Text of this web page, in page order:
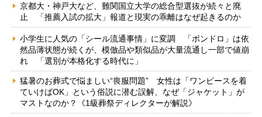
京都大・神戸大など、難関国立大学の総合型選抜が続々と廃
止 「推薦入試の拡大」報道と現実の乖離はなぜ起きるのか
小学生に人気の「シール流通事情」に変調 「ボンドロ」は依
然品薄状態が続くが、模倣品や類似品が大量流通し一部で値崩
れ 「選別が本格化する時代に」
猛暑のお葬式で悩ましい“喪服問題” 女性は「ワンピースを着
ていけばOK」という俗説に潜む誤解、なぜ「ジャケット」が
マストなのか？《1級葬祭ディレクターが解説》